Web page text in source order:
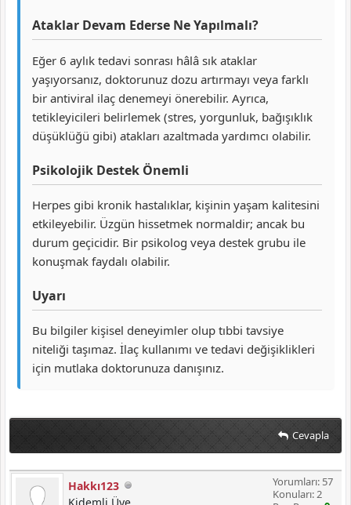
Ataklar Devam Ederse Ne Yapılmalı?
Eğer 6 aylık tedavi sonrası hâlâ sık ataklar
yaşıyorsanız, doktorunuz dozu artırmayı veya farklı
bir antiviral ilaç denemeyi önerebilir. Ayrıca,
tetikleyicileri belirlemek (stres, yorgunluk, bağışıklık
düşüklüğü gibi) atakları azaltmada yardımcı olabilir.
Psikolojik Destek Önemli
Herpes gibi kronik hastalıklar, kişinin yaşam kalitesini
etkileyebilir. Üzgün hissetmek normaldir; ancak bu
durum geçicidir. Bir psikolog veya destek grubu ile
konuşmak faydalı olabilir.
Uyarı
Bu bilgiler kişisel deneyimler olup tıbbi tavsiye
niteliği taşımaz. İlaç kullanımı ve tedavi değişiklikleri
için mutlaka doktorunuza danışınız.
Cevapla
Hakkı123
Yorumları: 57
Konuları: 2